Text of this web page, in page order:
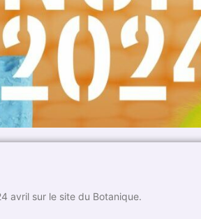
avril sur le site du Botanique.